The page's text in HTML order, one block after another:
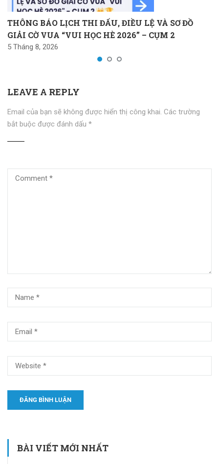
THÔNG BÁO LỊCH THI ĐẤU, ĐIỀU LỆ VÀ SƠ ĐỒ
GIẢI CỜ VUA “VUI HỌC HÈ 2026” – CỤM 2
5 Tháng 8, 2026
LEAVE A REPLY
Email của bạn sẽ không được hiển thị công khai. Các trường
bắt buộc được đánh dấu *
BÀI VIẾT MỚI NHẤT